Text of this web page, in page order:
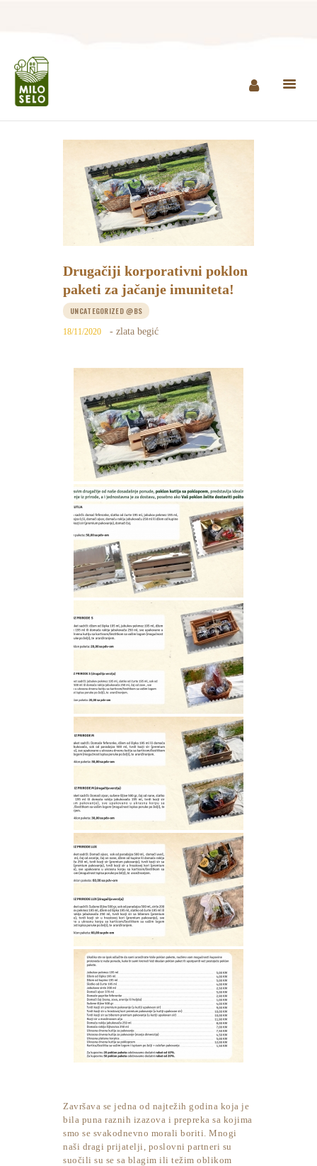
PROIZVODI
AGROTURIZAM I
RESTORAN
MINI ZOO
KONTAKT
KUPI PROIZVODE
Drugačiji korporativni poklon
paketi za jačanje imuniteta!
UNCATEGORIZED @BS
18/11/2020 - zlata begić
Završava se jedna od najtežih godina koja je
bila puna raznih izazova i prepreka sa kojima
smo se svakodnevno morali boriti. Mnogi
naši dragi prijatelji, poslovni partneri su
suočili su se sa blagim ili težim oblikom